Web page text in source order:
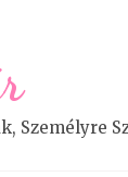
Személyre